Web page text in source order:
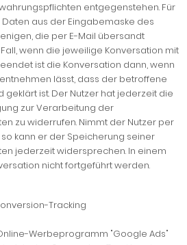
entgegenstehen. Für
aus der Eingabemaske des
die per E-Mail übersandt
wenn die jeweilige Konversation mit
ist die Konversation dann, wenn
lässt, dass der betroffene
ist. Der Nutzer hat jederzeit die
zur Verarbeitung der
zu widerrufen. Nimmt der Nutzer per
so kann er der Speicherung seiner
jederzeit widersprechen. In einem
nicht fortgeführt werden.
Tracking
Werbeprogramm "Google Ads"